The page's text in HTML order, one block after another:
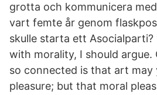
grotta och kommunicera
vart femte år genom
skulle starta ett Asocialparti?
with morality, I should
so connected is that art may
pleasure; but that moral